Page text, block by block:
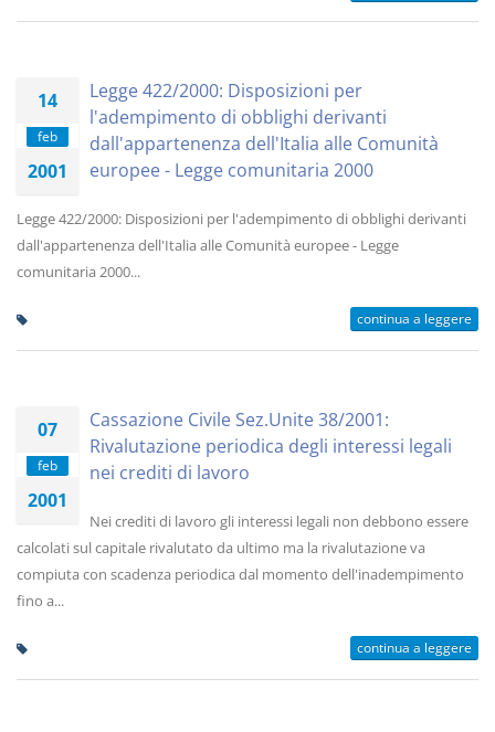
14
feb
2001
Legge 422/2000: Disposizioni per
l'adempimento di obblighi derivanti
dall'appartenenza dell'Italia alle Comunità
europee - Legge comunitaria 2000
Legge 422/2000: Disposizioni per l'adempimento di obblighi derivanti
dall'appartenenza dell'Italia alle Comunità europee - Legge
comunitaria 2000...
continua a leggere
07
feb
2001
Cassazione Civile Sez.Unite 38/2001:
Rivalutazione periodica degli interessi legali
nei crediti di lavoro
Nei crediti di lavoro gli interessi legali non debbono essere
calcolati sul capitale rivalutato da ultimo ma la rivalutazione va
compiuta con scadenza periodica dal momento dell'inadempimento
fino a...
continua a leggere